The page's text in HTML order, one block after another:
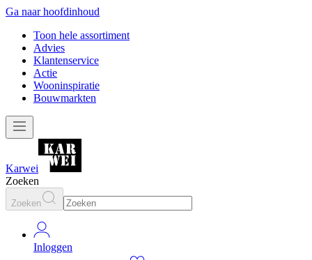
Ga naar hoofdinhoud
Toon hele assortiment
Advies
Klantenservice
Actie
Wooninspiratie
Bouwmarkten
Karwei
Zoeken
Zoeken
Inloggen